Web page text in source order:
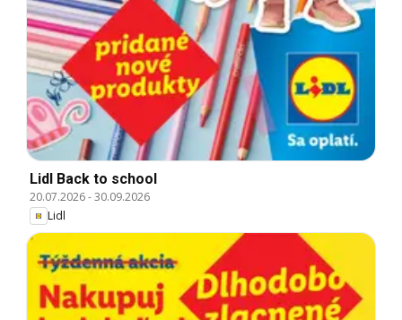
Lidl Back to school
20.07.2026-30.09.2026
Lidl